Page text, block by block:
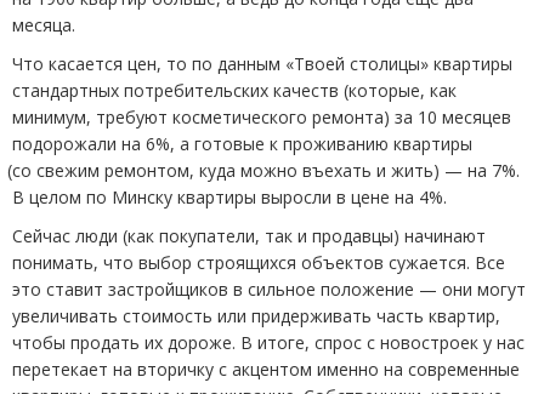
месяца.
Что касается цен, то по данным «Твоей столицы» квартиры
стандартных потребительских качеств (которые, как
минимум, требуют косметического ремонта) за 10 месяцев
подорожали на 6%, а готовые к проживанию квартиры
(со свежим ремонтом, куда можно въехать и жить) — на 7%.
В целом по Минску квартиры выросли в цене на 4%.
Сейчас люди (как покупатели, так и продавцы) начинают
понимать, что выбор строящихся объектов сужается. Все
это ставит застройщиков в сильное положение — они могут
увеличивать стоимость или придерживать часть квартир,
чтобы продать их дороже. В итоге, спрос с новостроек у нас
перетекает на вторичку с акцентом именно на современные